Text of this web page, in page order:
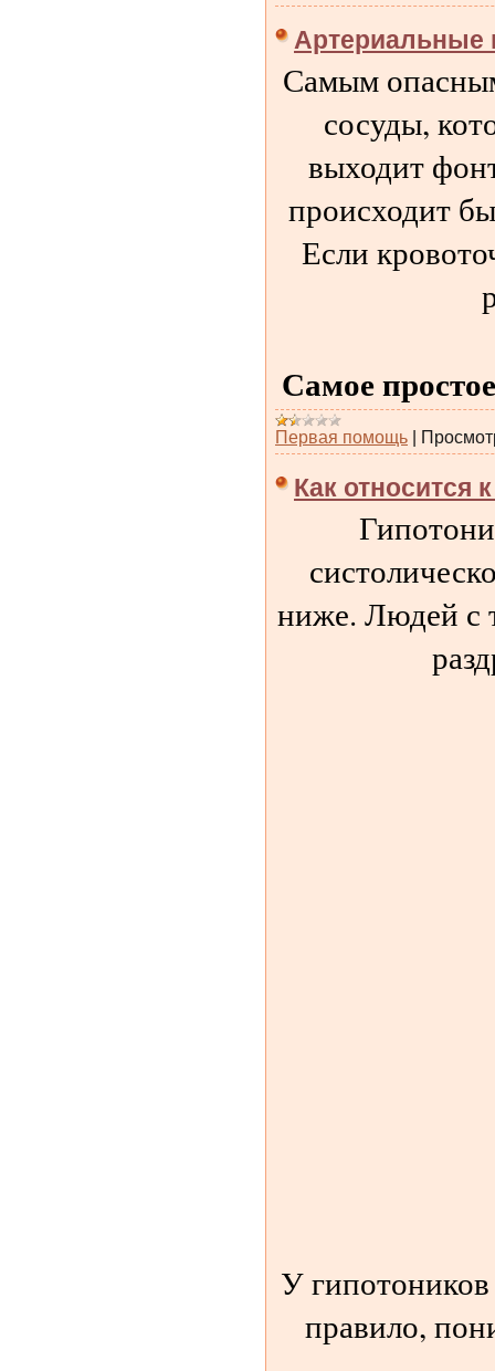
Артериальные
Самым
сосуды,
выходит
происходит
Если
Самое
Первая помощь |
Как относится
ниже. Людей с
У
правило,